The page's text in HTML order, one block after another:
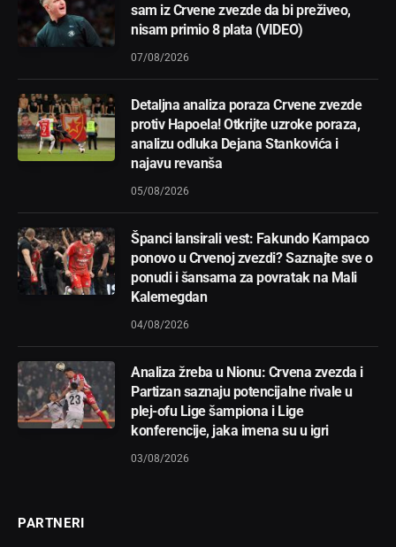
sam iz Crvene zvezde da bi preživeo,
nisam primio 8 plata (VIDEO)
07/08/2026
Detaljna analiza poraza Crvene zvezde
protiv Hapoela! Otkrijte uzroke poraza,
analizu odluka Dejana Stankovića i
najavu revanša
05/08/2026
Španci lansirali vest: Fakundo Kampaco
ponovo u Crvenoj zvezdi? Saznajte sve o
ponudi i šansama za povratak na Mali
Kalemegdan
04/08/2026
Analiza žreba u Nionu: Crvena zvezda i
Partizan saznaju potencijalne rivale u
plej-ofu Lige šampiona i Lige
konferencije, jaka imena su u igri
03/08/2026
PARTNERI